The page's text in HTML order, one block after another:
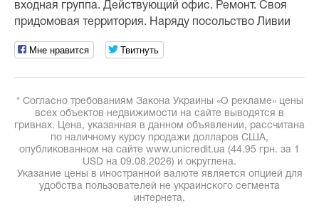
входная группа. Действующий офис. Ремонт. Своя
придомовая территория. Наряду посольство Ливии
Мне нравится Твитнуть
* Согласно требованиям Закона Украины «О рекламе» цены
всех объектов недвижимости на сайте выводятся в
гривнах. Цена, указанная в данном объявлении, рассчитана
по наличному курсу продажи долларов США,
опубликованном на сайте www.unicredit.ua (44.95 грн. за 1
USD на 09.08.2026) и округлена.
Указание цены в иностранной валюте является опцией для
удобства пользователей не украинского сегмента
интернета.